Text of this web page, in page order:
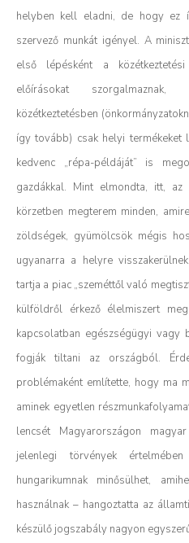
helyben kell eladni, de hogy ez
szervező munkát igényel. A
első lépésként a
előírásokat
közétkeztetésben
így tovább) csak helyi termékeket
kedvenc „répa-példáját” is
gazdákkal. Mint elmondta, itt,
körzetben megterem minden,
zöldségek, gyümölcsök mégis
ugyanarra a helyre
tartja a piac „szeméttől való
külföldről érkező élelmiszert
kapcsolatban egészségügyi vagy
fogják tiltani az országból.
problémaként említette, hogy ma
aminek egyetlen
lencsét Magyarországon
jelenlegi törvények
hungarikumnak minősülhet,
használnak – hangoztatta az
készülő jogszabály nagyon